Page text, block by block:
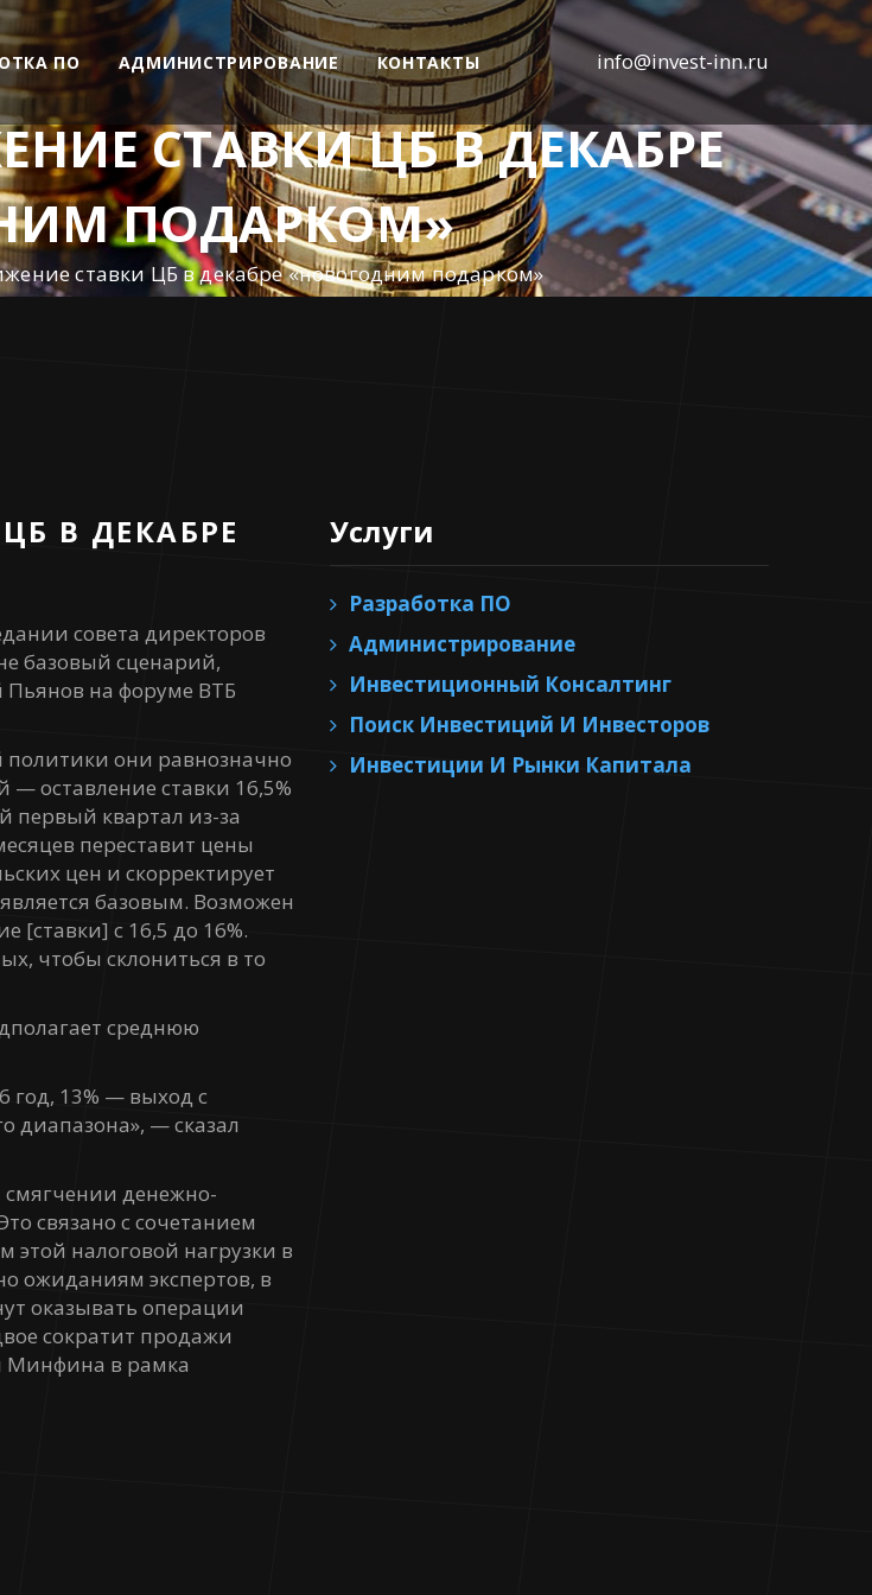
ПО АДМИНИСТРИРОВАНИЕ КОНТАКТЫ info@invest-inn.ru
СТАВКИ ЦБ В ДЕКАБРЕ
ПОДАРКОМ»
ставки ЦБ в декабре «новогодним подарком»
В ДЕКАБРЕ
совета директоров
базовый сценарий,
на форуме ВТБ
они равнозначно
оставление ставки 16,5%
первый квартал из-за
переставит цены
цен и скорректирует
базовым. Возможен
[ставки] с 16,5 до 16%.
чтобы склониться в то
среднюю
год, 13% — выход с
диапазона», — сказал
денежно-
связано с сочетанием
налоговой нагрузки в
ожиданиям экспертов, в
оказывать операции
сократит продажи
Минфина в рамка
Услуги
Разработка ПО
Администрирование
Инвестиционный Консалтинг
Поиск Инвестиций И Инвесторов
Инвестиции И Рынки Капитала